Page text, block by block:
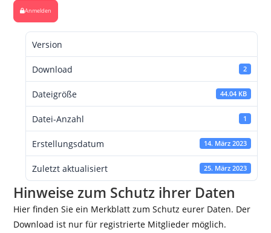
Anmelden
Version
Download 2
Dateigröße 44.04 KB
Datei-Anzahl 1
Erstellungsdatum 14. März 2023
Zuletzt aktualisiert 25. März 2023
Hinweise zum Schutz ihrer Daten
Hier finden Sie ein Merkblatt zum Schutz eurer Daten. Der
Download ist nur für registrierte Mitglieder möglich.